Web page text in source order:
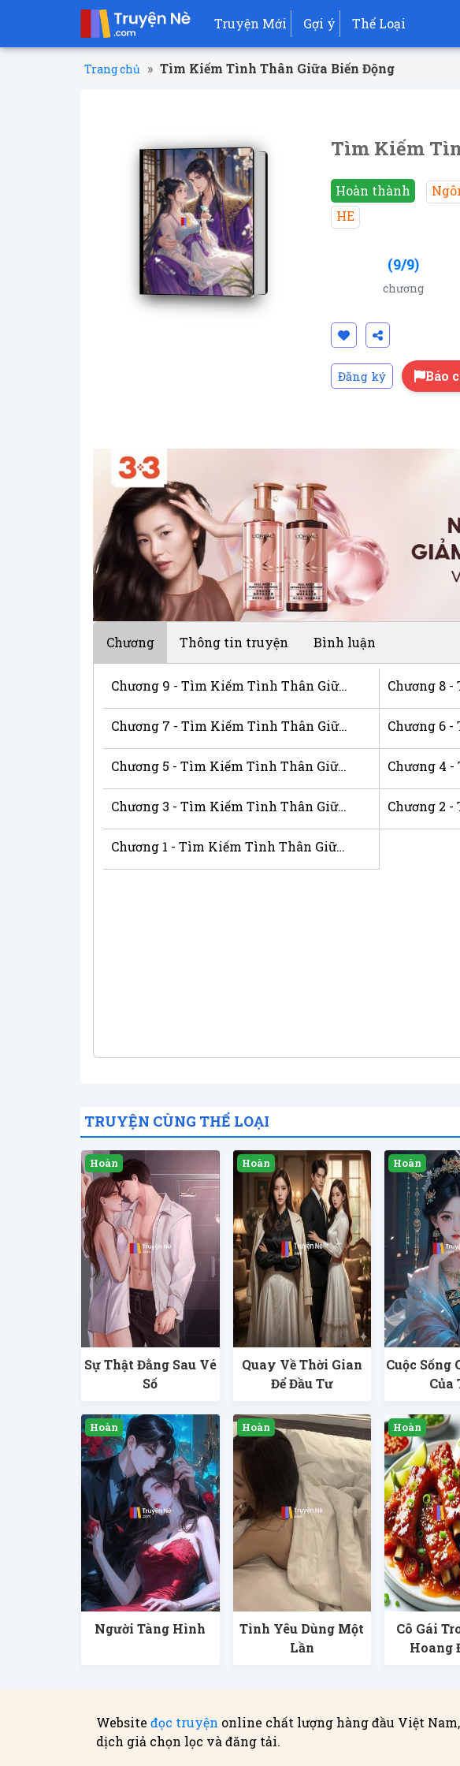
Truyện Mới Gợi ý Thể Loại
Trang chủ » Tìm Kiếm Tình Thân Giữa Biến Động
Tìm Kiếm
Hoàn thành
HE
(9/9)
chương
Đăng ký Báo
Chương Thông tin truyện Bình luận
Chương 9 - Tìm Kiếm Tình Thân Giữa Biến Động
Chương 7 - Tìm Kiếm Tình Thân Giữa Biến Động
Chương 5 - Tìm Kiếm Tình Thân Giữa Biến Động
Chương 3 - Tìm Kiếm Tình Thân Giữa Biến Động
Chương 1 - Tìm Kiếm Tình Thân Giữa Biến Động
TRUYỆN CÙNG THỂ LOẠI
Sự Thật Đằng Sau Vé
Số
Quay Về Thời Gian
Để Đầu Tư
Cuộc Sống
Của
Người Tàng Hình
Tình Yêu Dùng Một
Lần
Cô Gái
Hoang
Website đọc truyện online chất lượng hàng đầu Việt
dịch giả chọn lọc và đăng tải.